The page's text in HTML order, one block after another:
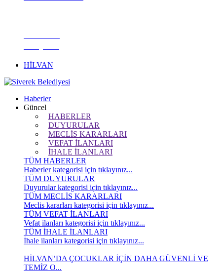
HİLVAN
Haberler
Güncel
HABERLER
DUYURULAR
MECLİS KARARLARI
VEFAT İLANLARI
İHALE İLANLARI
TÜM HABERLER
Haberler kategorisi için tıklayınız...
TÜM DUYURULAR
Duyurular kategorisi için tıklayınız...
TÜM MECLİS KARARLARI
Meclis kararları kategorisi için tıklayınız...
TÜM VEFAT İLANLARI
Vefat ilanları kategorisi için tıklayınız...
TÜM İHALE İLANLARI
İhale ilanları kategorisi için tıklayınız...
HİLVAN’DA ÇOCUKLAR İÇİN DAHA GÜVENLİ VE
TEMİZ O...